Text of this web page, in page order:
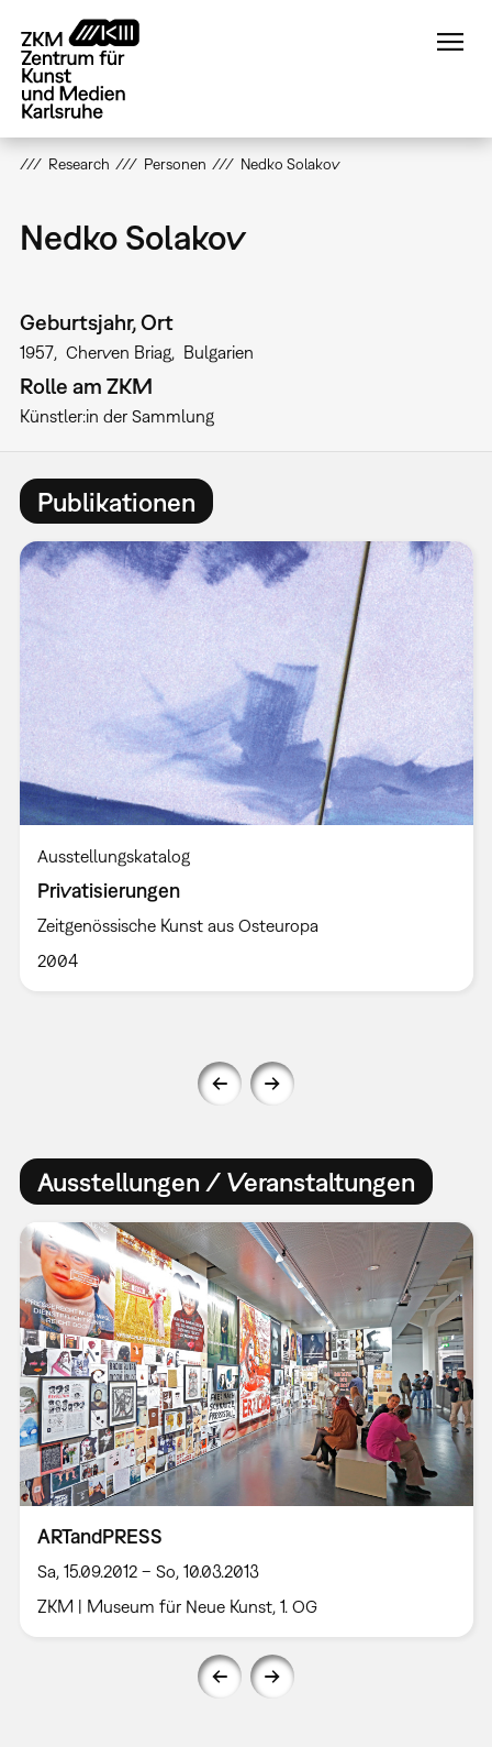
zum
Inhalt
Research Personen Nedko Solakov
Nedko Solakov
Geburtsjahr, Ort
1957 Cherven Briag Bulgarien
Rolle am ZKM
Künstler:in der Sammlung
Publikationen
Ausstellungskatalog
Privatisierungen
Zeitgenössische Kunst aus Osteuropa
2004
Ausstellungen / Veranstaltungen
ARTandPRESS
Sa, 15.09.2012 – So, 10.03.2013
ZKM | Museum für Neue Kunst, 1. OG